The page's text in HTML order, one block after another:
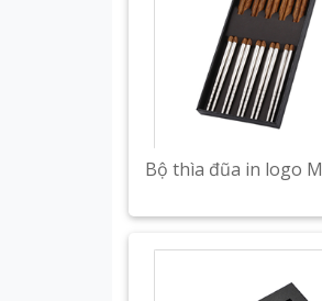
Bộ thìa đũa in logo